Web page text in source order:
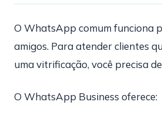
O WhatsApp comum funciona
amigos. Para atender clientes
uma vitrificação, você precisa
O WhatsApp Business oferece: